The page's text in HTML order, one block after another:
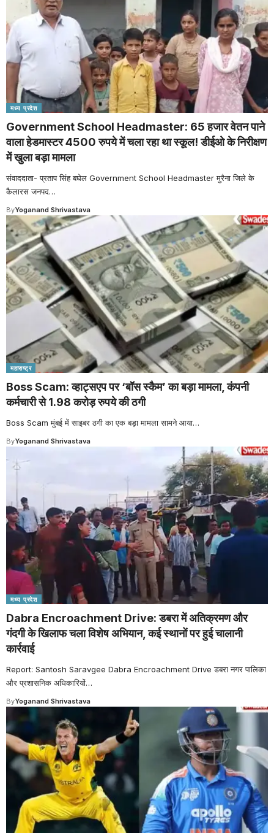
मध्य प्रदेश
Government School Headmaster: 65 हजार वेतन पाने
वाला हेडमास्टर 4500 रुपये में चला रहा था स्कूल! डीईओ के निरीक्षण
में खुला बड़ा मामला
संवाददाता- प्रताप सिंह बघेल Government School Headmaster मुरैना जिले के
कैलारस जनपद…
ByYoganand Shrivastava
महाराष्ट्र
Boss Scam: व्हाट्सएप पर ‘बॉस स्कैम’ का बड़ा मामला, कंपनी
कर्मचारी से 1.98 करोड़ रुपये की ठगी
Boss Scam मुंबई में साइबर ठगी का एक बड़ा मामला सामने आया…
ByYoganand Shrivastava
मध्य प्रदेश
Dabra Encroachment Drive: डबरा में अतिक्रमण और
गंदगी के खिलाफ चला विशेष अभियान, कई स्थानों पर हुई चालानी
कार्रवाई
Report: Santosh Saravgee Dabra Encroachment Drive डबरा नगर पालिका
और प्रशासनिक अधिकारियों…
ByYoganand Shrivastava